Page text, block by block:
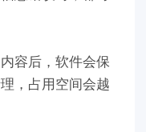
容后，软件会保
，占用空间会越